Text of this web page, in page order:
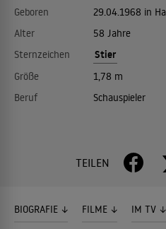
Geboren
29.04.1968 in
Alter
58 Jahre
Sternzeichen
Stier
Größe
1,78 m
Beruf
Schauspieler
TEILEN
BIOGRAFIE FILME IM TV